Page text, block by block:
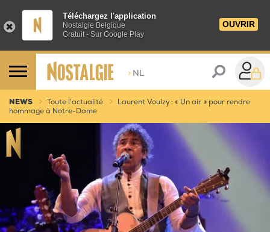
Téléchargez l'application
Nostalgie Belgique
Gratuit - Sur Google Play
OUVRIR
> NL
NEWS Toute l'actualité
Laurent Voulzy : « Un air » pour rendre
hommage à Notre-Dame